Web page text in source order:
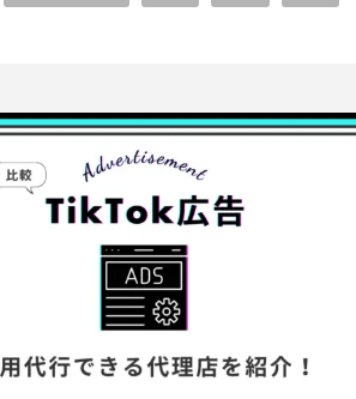
リスティング広告 Yahoo!広告
広告 LINE広告
SEO外部施策 SEO内部対策
ッピング広告 TVer広告
ブランディング
グ 開発小ネタ フロントエンド